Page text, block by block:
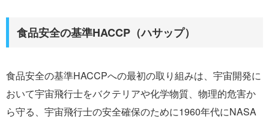
食品安全の基準HACCP（ハサップ）
食品安全の基準HACCPへの最初の取り組みは、宇宙開発に
おいて宇宙飛行士をバクテリアや化学物質、物理的危害か
ら守る、宇宙飛行士の安全確保のために1960年代にNASA